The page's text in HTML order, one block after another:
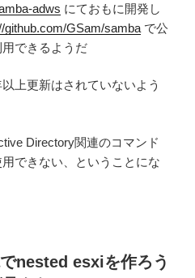
adws にておもに開発し
github.com/GSam/samba で公
できるようだ
上更新はされていないよう
Directory関連のコマンド
できない、ということにな
nested esxiを作ろう